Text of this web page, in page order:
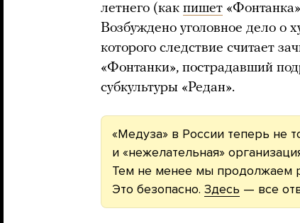
летнего (как пишет
Возбуждено уголовное дело о
которого следствие считает
«Фонтанки», пострадавший
субкультуры «Редан».
«Медуза» в России теперь не
и «нежелательная»
Тем не менее мы продолжаем
Это безопасно. Здесь — все